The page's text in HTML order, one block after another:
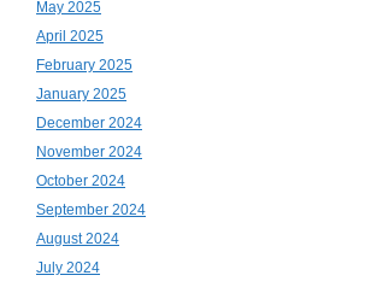
May 2025
April 2025
February 2025
January 2025
December 2024
November 2024
October 2024
September 2024
August 2024
July 2024